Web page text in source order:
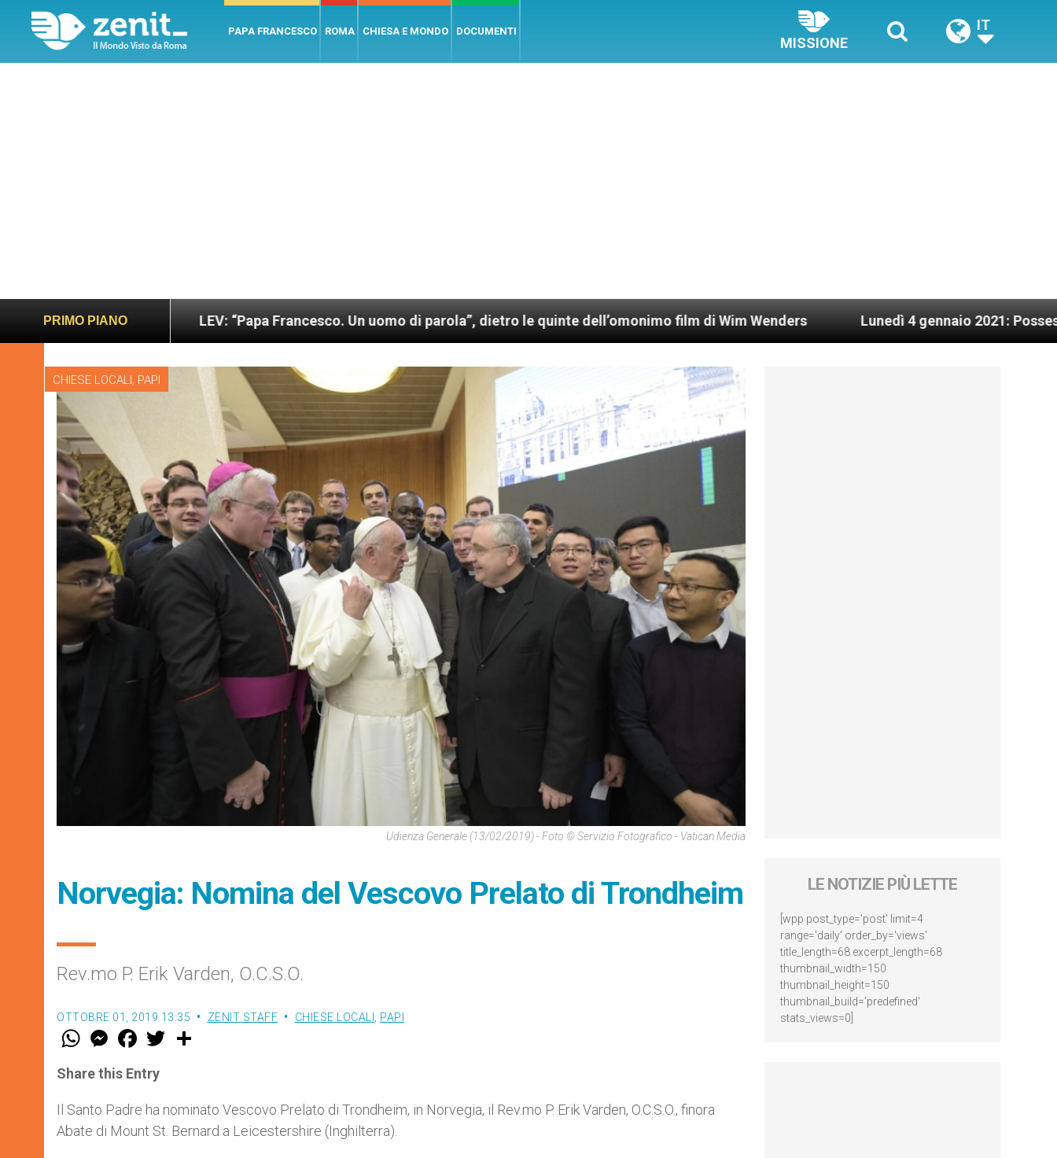
PAPA FRANCESCO ROMA CHIESA E MONDO DOCUMENTI
MISSIONE
IT
PRIMO PIANO
giusto LEV: “Papa Francesco. Un uomo di parola”, dietro le quinte dell’omonimo film di Wim Wenders Lunedì 4 gennaio 2021: Possesso cardinalizio
CHIESE LOCALI, PAPI
Udienza Generale (13/02/2019) - Foto © Servizio Fotografico - Vatican Media
Norvegia: Nomina del Vescovo Prelato di Trondheim
Rev.mo P. Erik Varden, O.C.S.O.
OTTOBRE 01, 2019 13:35 ZENIT STAFF CHIESE LOCALI PAPI
W
t
s
p
p
M
e
s
e
g
e
r
F
a
e
b
o
k
w
r
Share this Entry
Il Santo Padre ha nominato Vescovo Prelato di Trondheim, in Norvegia, il Rev.mo P. Erik Varden, O.C.S.O., finora
Abate di Mount St. Bernard a Leicestershire (Inghilterra).
LE NOTIZIE PIÙ LETTE
[wpp post_type='post' limit=4
range='daily' order_by='views'
title_length=68 excerpt_length=68
thumbnail_width=150
thumbnail_height=150
thumbnail_build='predefined'
stats_views=0]